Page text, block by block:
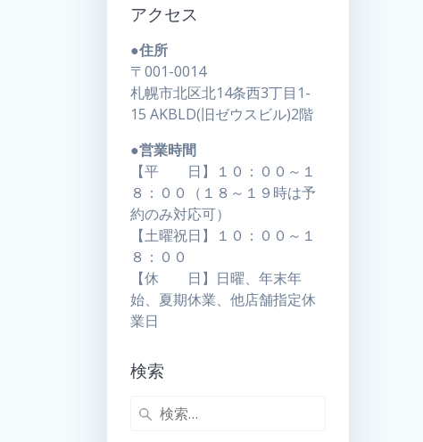
アクセス
●住所
〒001-0014
札幌市北区北14条西3丁目1-
15 AKBLD(旧ゼウスビル)2階
●営業時間
【平 日】１０：００～１
８：００（１８～１９時は予
約のみ対応可）
【土曜祝日】１０：００～１
８：００
【休 日】日曜、年末年
始、夏期休業、他店舗指定休
業日
検索